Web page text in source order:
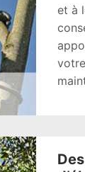
et à